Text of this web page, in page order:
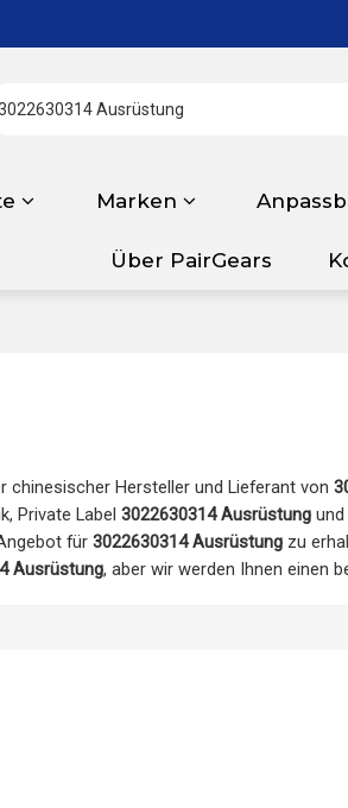
Marken
Über PairGears
Hersteller und Lieferant von
Private Label 3022630314 Ausrüstungund
für 3022630314 Ausrüstungzu
Ausrüstung, aber wir werden Ihnen einen